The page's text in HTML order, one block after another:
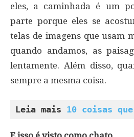
eles, a caminhada é um
parte porque eles se
telas de imagens que usam
quando andamos, as
lentamente. Além disso,
sempre a mesma coisa.
Leia mais 10 coisas